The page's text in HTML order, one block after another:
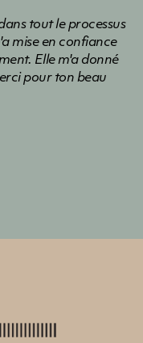
nouvelle. Elle est
Elle fait preuve d'une
à mes nombreuses
différentes étapes à
...